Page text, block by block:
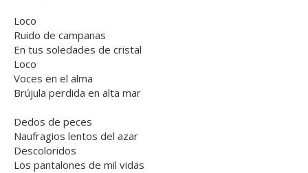
Loco
Ruido de campanas
En tus soledades de cristal
Loco
Voces en el alma
Brújula perdida en alta mar
Dedos de peces
Naufragios lentos del azar
Descoloridos
Los pantalones de mil vidas